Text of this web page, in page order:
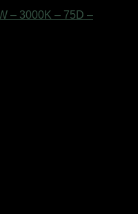
– 3000K – 75D –